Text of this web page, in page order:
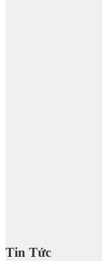
Tin Tức